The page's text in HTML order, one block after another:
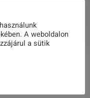
A weboldalon
a sütik